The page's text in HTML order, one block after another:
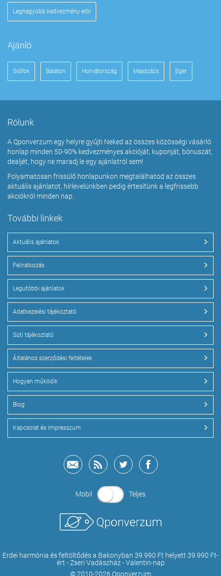
Legnagyobb kedvezmény elöl
Ajánló
Siófok Balaton Horvátország Masszázs Eger
Rólunk
A Qponverzum egy helyre gyűjti Neked az összes közösségi vásárló
honlap minden 50-90% kedvezményes akcióját, kuponját, bónuszát,
dealjét, hogy ne maradj le egy ajánlatról sem!
Folyamatosan frissülő honlapunkon megtalálhatod az összes
aktuális ajánlatot, hírlevelünkben pedig értesítünk a legfrissebb
akciókról minden nap.
További linkek
Aktuális ajánlatok
Feliratkozás
Legutóbbi ajánlatok
Adatkezelési tájékoztató
Süti tájékoztató
Általános szerződési feltételek
Hogyan működik
Blog
Kapcsolat és impresszum
Mobil Teljes
Erdei harmónia és feltöltődés a Bakonyban 39.990 Ft helyett 39.990 Ft-
ért - Zseri Vadászház - Valentin-nap
© 2010-2026 Qponverzum